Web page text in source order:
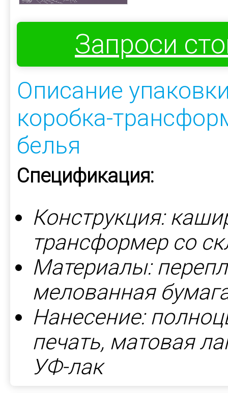
Запроси
Описание
коробка-
белья
Спецификация:
Конструкция:
трансформер со
Материалы:
мелованная
Нанесение:
печать, матовая
УФ-лак